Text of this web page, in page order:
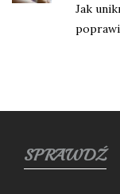
Jak
SPRAWDŹ